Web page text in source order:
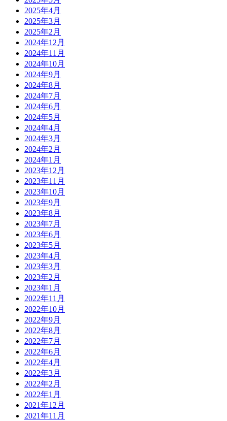
2025年4月
2025年3月
2025年2月
2024年12月
2024年11月
2024年10月
2024年9月
2024年8月
2024年7月
2024年6月
2024年5月
2024年4月
2024年3月
2024年2月
2024年1月
2023年12月
2023年11月
2023年10月
2023年9月
2023年8月
2023年7月
2023年6月
2023年5月
2023年4月
2023年3月
2023年2月
2023年1月
2022年11月
2022年10月
2022年9月
2022年8月
2022年7月
2022年6月
2022年4月
2022年3月
2022年2月
2022年1月
2021年12月
2021年11月